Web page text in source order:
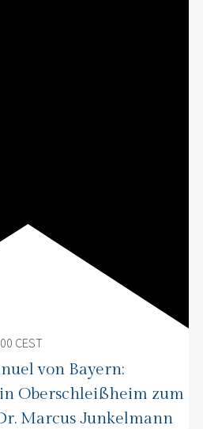
CEST
von Bayern:
Oberschleißheim zum
Marcus Junkelmann